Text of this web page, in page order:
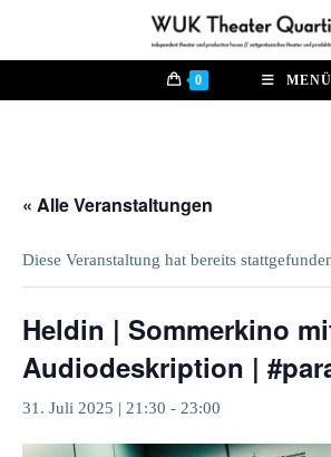
springen
0 MENÜ
« Alle Veranstaltungen
Diese Veranstaltung hat bereits
Heldin | Sommerkino
Audiodeskription |
31. Juli 2025 | 21:30 - 23:00